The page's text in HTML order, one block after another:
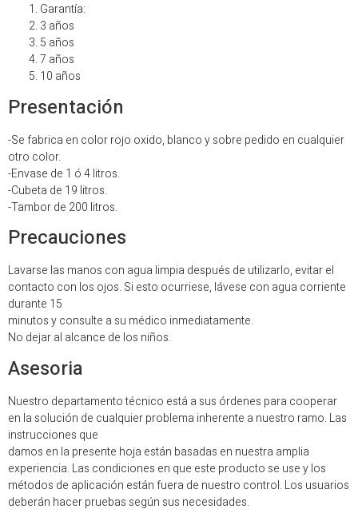
Garantía:
3 años
5 años
7 años
10 años
Presentación
-Se fabrica en color rojo oxido, blanco y sobre pedido en cualquier
otro color.
-Envase de 1 ó 4 litros.
-Cubeta de 19 litros.
-Tambor de 200 litros.
Precauciones
Lavarse las manos con agua limpia después de utilizarlo, evitar el
contacto con los ojos. Si esto ocurriese, lávese con agua corriente
durante 15
minutos y consulte a su médico inmediatamente.
No dejar al alcance de los niños.
Asesoria
Nuestro departamento técnico está a sus órdenes para cooperar
en la solución de cualquier problema inherente a nuestro ramo. Las
instrucciones que
damos en la presente hoja están basadas en nuestra amplia
experiencia. Las condiciones en que este producto se use y los
métodos de aplicación están fuera de nuestro control. Los usuarios
deberán hacer pruebas según sus necesidades.